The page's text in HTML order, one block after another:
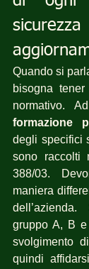
Quando si
bisogna
normativo.
formazione
degli specifici
sono raccolti
388/03.
maniera
gruppo A, B
svolgimento
quindi